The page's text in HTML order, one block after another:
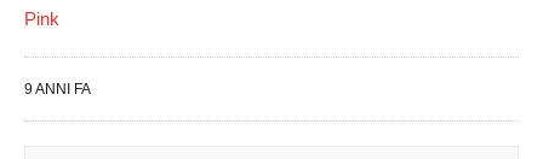
Pink
9 ANNI FA